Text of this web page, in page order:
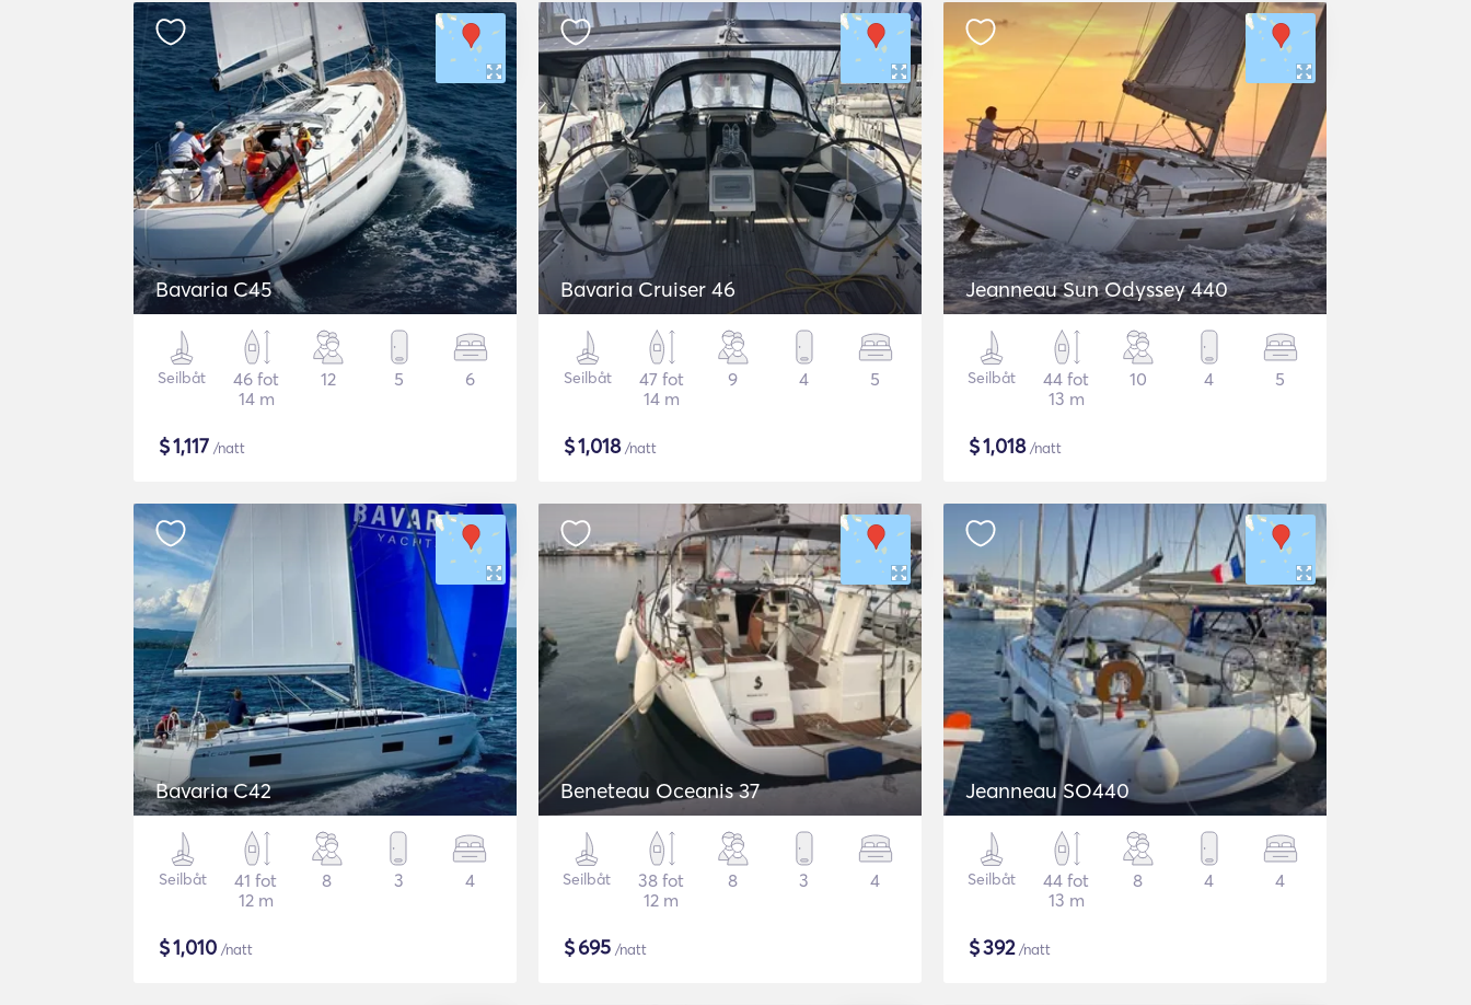
Bavaria C45
Seilbåt
46 fot
14 m
12 5 6
$1,117 /natt
Bavaria Cruiser 46
Seilbåt
47 fot
14 m
9 4 5
$1,018/natt
Jeanneau Sun Odyssey 440
Seilbåt
44 fot
13 m
10 4 5
$1,018/natt
Bavaria C42
Seilbåt
41 fot
12 m
8 3 4
$1,010 /natt
Beneteau Oceanis 37
Seilbåt
38 fot
12 m
8 3 4
$695 /natt
Jeanneau SO440
Seilbåt
44 fot
13 m
8 4 4
$392/natt